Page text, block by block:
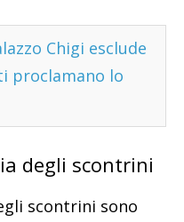
Chigi esclude
proclamano lo
degli scontrini
scontrini sono